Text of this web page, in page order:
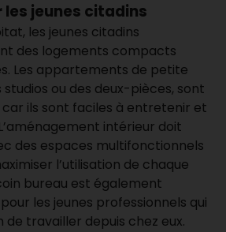
les jeunes citadins
les jeunes citadins
des logements compacts
Les appartements de petite
studios ou des deux-pièces, sont
ils sont faciles à entretenir et
intérieur doit
des espaces multifonctionnels
l’utilisation de chaque
bureau est également
les jeunes professionnels qui
travailler depuis chez eux.